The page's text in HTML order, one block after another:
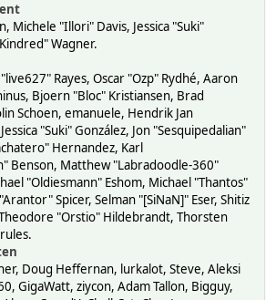
Michele "Illori" Davis, Jessica "Suki"
Wagner.
Rayes, Oscar "Ozp" Rydhé, Aaron
Bjoern "Bloc" Kristiansen, Brad
Schoen, emanuele, Hendrik Jan
"Suki" González, Jon "Sesquipedalian"
Hernandez, Karl
Benson, Matthew "Labradoodle-360"
"Oldiesmann" Eshom, Michael "Thantos"
Spicer, Selman "[SiNaN]" Eser, Shitiz
"Orstio" Hildebrandt, Thorsten
Doug Heffernan, lurkalot, Steve, Aleksi
GigaWatt, ziycon, Adam Tallon, Bigguy,